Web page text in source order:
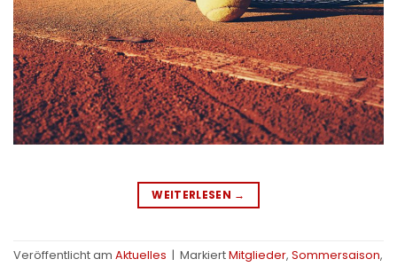
WEITERLESEN →
Veröffentlicht am Aktuelles | MarkiertMitglieder, Sommersaison,